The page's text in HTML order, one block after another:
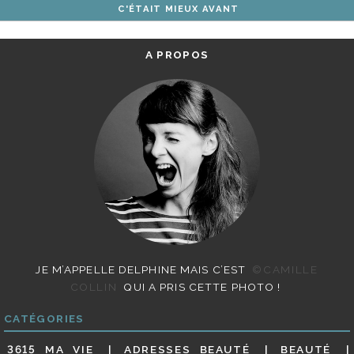
ARTICLES
C'ÉTAIT MIEUX AVANT
A PROPOS
JE M’APPELLE DELPHINE MAIS C’EST
©CAMILLE
COLLIN
QUI A PRIS CETTE PHOTO !
CATÉGORIES
3615 MA VIE ADRESSES BEAUTÉ BEAUTÉ